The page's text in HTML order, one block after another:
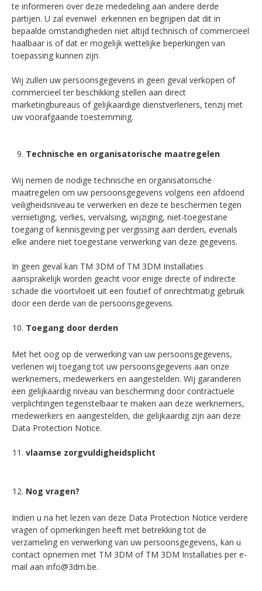
te informeren over deze mededeling aan andere derde
partijen. U zal evenwel erkennen en begrijpen dat dit in
bepaalde omstandigheden niet altijd technisch of commercieel
haalbaar is of dat er mogelijk wettelijke beperkingen van
toepassing kunnen zijn.
Wij zullen uw persoonsgegevens in geen geval verkopen of
commercieel ter beschikking stellen aan direct
marketingbureaus of gelijkaardige dienstverleners, tenzij met
uw voorafgaande toestemming.
Technische en organisatorische maatregelen
Wij nemen de nodige technische en organisatorische
maatregelen om uw persoonsgegevens volgens een afdoend
veiligheidsniveau te verwerken en deze te beschermen tegen
vernietiging, verlies, vervalsing, wijziging, niet-toegestane
toegang of kennisgeving per vergissing aan derden, evenals
elke andere niet toegestane verwerking van deze gegevens.
In geen geval kan TM 3DM of TM 3DM Installaties
aansprakelijk worden geacht voor enige directe of indirecte
schade die voortvloeit uit een foutief of onrechtmatig gebruik
door een derde van de persoonsgegevens.
Toegang door derden
Met het oog op de verwerking van uw persoonsgegevens,
verlenen wij toegang tot uw persoonsgegevens aan onze
werknemers, medewerkers en aangestelden. Wij garanderen
een gelijkaardig niveau van bescherming door contractuele
verplichtingen tegenstelbaar te maken aan deze werknemers,
medewerkers en aangestelden, die gelijkaardig zijn aan deze
Data Protection Notice.
vlaamse zorgvuldigheidsplicht
Nog vragen?
Indien u na het lezen van deze Data Protection Notice verdere
vragen of opmerkingen heeft met betrekking tot de
verzameling en verwerking van uw persoonsgegevens, kan u
contact opnemen met TM 3DM of TM 3DM Installaties per e-
mail aan info@3dm.be.